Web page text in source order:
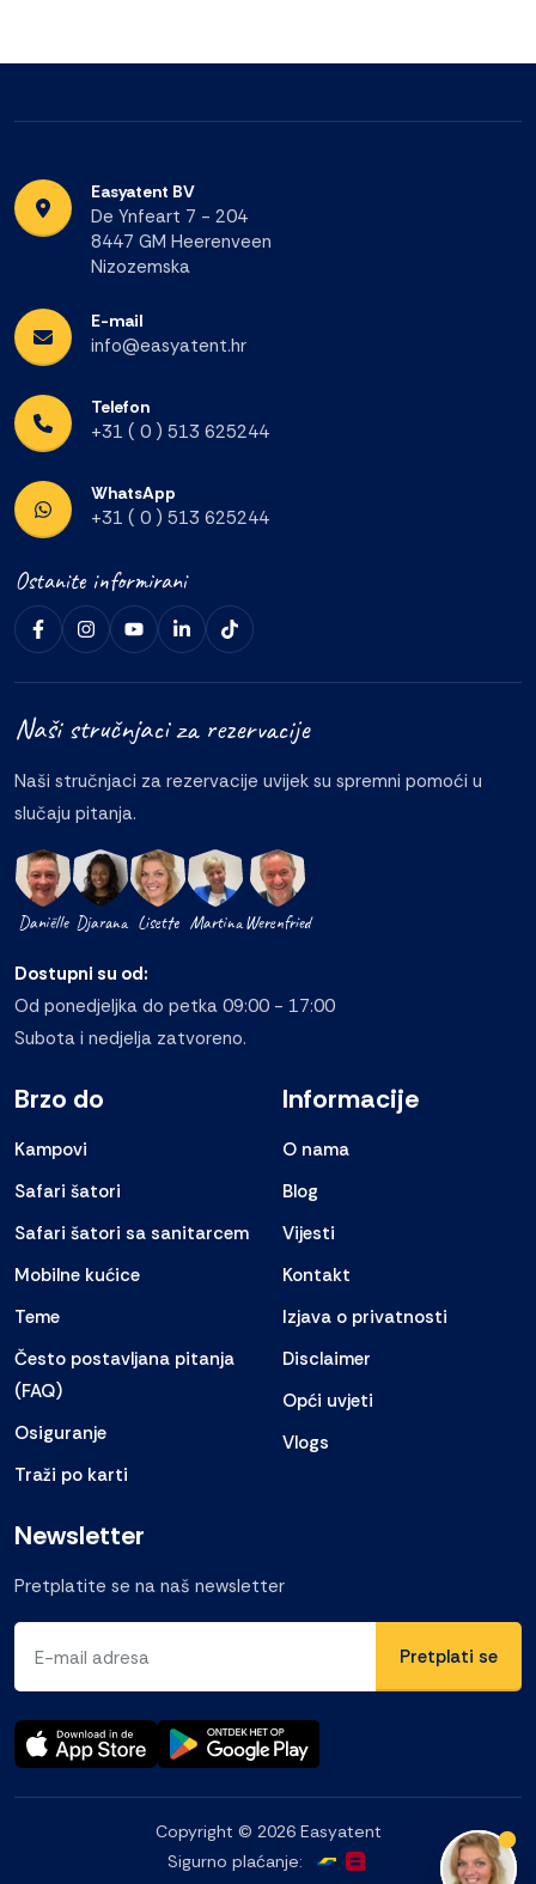
Easyatent BV
De Ynfeart 7 - 204
8447 GM Heerenveen
Nizozemska
E-mail
info@easyatent.hr
Telefon
+31 ( 0 ) 513 625244
WhatsApp
+31 ( 0 ) 513 625244
Ostanite informirani
Naši stručnjaci za rezervacije
Naši stručnjaci za rezervacije uvijek su spremni pomoći u
slučaju pitanja.
Daniëlle Djarana Lisette Martina Werenfried
Dostupni su od:
Od ponedjeljka do petka 09:00 - 17:00
Subota i nedjelja zatvoreno.
Brzo do
Kampovi
Safari šatori
Safari šatori sa sanitarcem
Mobilne kućice
Teme
Često postavljana pitanja
(FAQ)
Osiguranje
Traži po karti
Informacije
O nama
Blog
Vijesti
Kontakt
Izjava o privatnosti
Disclaimer
Opći uvjeti
Vlogs
Newsletter
Pretplatite se na naš newsletter
E-mail adresa
Copyright © 2026 Easyatent
Sigurno plaćanje: